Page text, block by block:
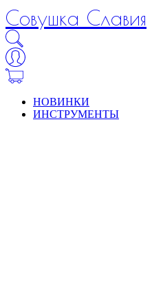
Совушка Славия
НОВИНКИ
ИНСТРУМЕНТЫ